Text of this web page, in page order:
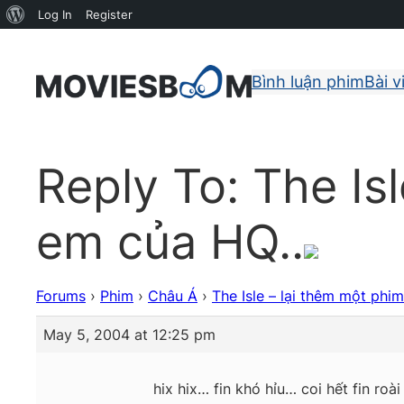
Bình luận phimBài
Reply To: The
em của HQ..
Forums › Phim › Châu Á › The Isle – lại thêm một
May 5, 2004 at 12:25 pm
hix hix… fin khó hỉu… coi hết fin roài
About
Log In Register